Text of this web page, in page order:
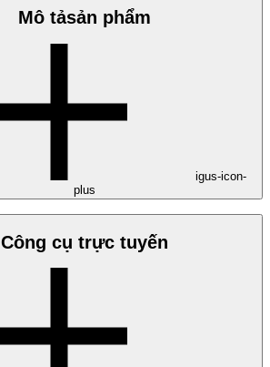
Mô tả­sản phẩm
igus-icon-
plus
Công cụ trực tuyến